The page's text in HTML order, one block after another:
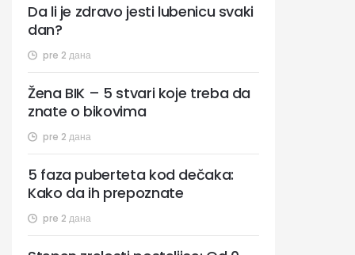
pre 2 дана
Da li je zdravo jesti lubenicu svaki
dan?
pre 2 дана
Žena BIK – 5 stvari koje treba da
znate o bikovima
pre 2 дана
5 faza puberteta kod dečaka:
Kako da ih prepoznate